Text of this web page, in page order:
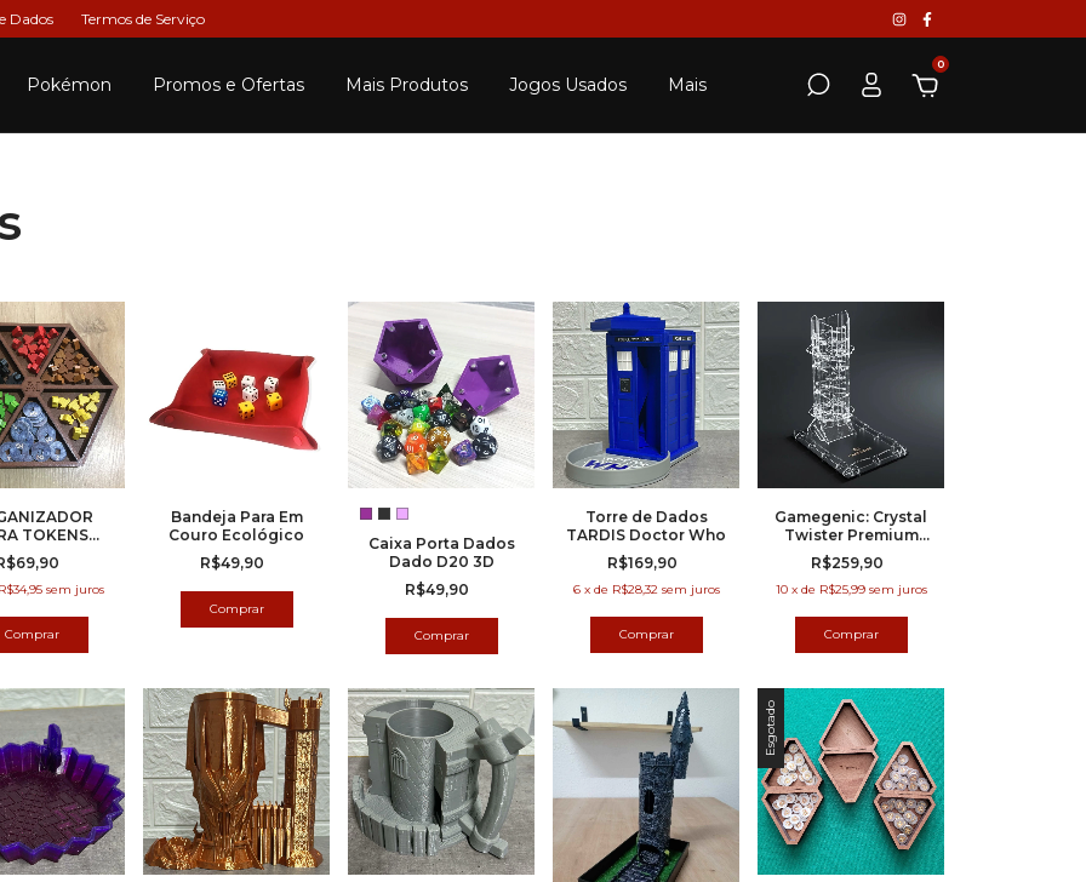
Dados Termos de Serviço
Pokémon Promos e Ofertas Mais Produtos Jogos Usados Mais
0
TOKENS
- 6
R$34,95 sem juros
Bandeja Para Em
Couro Ecológico
R$49,90
Caixa Porta Dados
Dado D20 3D
R$49,90
Comprar
Torre de Dados
TARDIS Doctor Who
R$169,90
6 x de R$28,32 sem juros
Gamegenic: Crystal
Twister Premium
Dice Tower
R$259,90
10 x de R$25,99 sem juros
Esgotado